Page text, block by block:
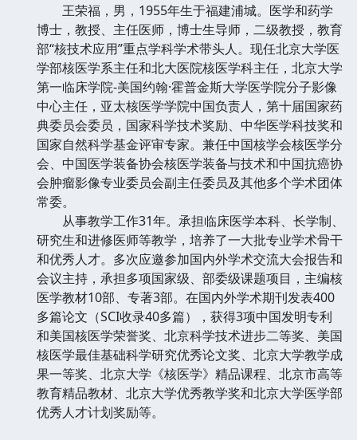
王荣福，男，1955年生于福建浦城。医学和药学
博士，教授、主任医师，博士生导师，二级教授，教育
部“核技术应用”重点学科学术带头人。现任北京大学医
学部核医学系主任和北大医院核医学科主任，北京大学
第一临床学院-美国约翰·霍普金斯大学医学院分子影像
中心主任，亚太核医学学院中国负责人，第十届国家药
典委员会委员，国家科学技术奖励、中华医学科技奖和
国家自然科学基金评审专家。兼任中国核学会核医学分
会、中国医学装备协会核医学装备与技术和中国抗癌协
会肿瘤影像专业委员会副主任委员及其他多个学术团体
常委。
从事教学工作31年。承担临床医学本科、长学制、
研究生和进修医师等教学，培养了一大批专业学术骨干
和优秀人才。多次应邀参加国内外学术交流大会报告和
会议主持，承担多项国家级、部委级课题项目，主编核
医学教材10部、专著3部。在国内外学术期刊发表400
多篇论文（SCI收录40多篇），获得3项中国发明专利
和美国核医学荣誉奖、北京科学技术进步二等奖、美国
核医学最佳基础科学研究优秀论文奖、北京大学教学成
果一等奖、北京大学《核医学》精品课程、北京市高等
教育精品教材、北京大学优秀教学奖和北京大学医学部
优秀人才计划奖励等。